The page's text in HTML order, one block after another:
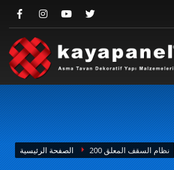
نظام السقف المعلق 200